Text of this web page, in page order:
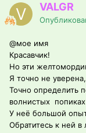
VALGR
@мое имя
Красавчик!
Но эти
Я точно не
Точно определить
волнистых попиках
У неё большой
Обратитесь к ней в